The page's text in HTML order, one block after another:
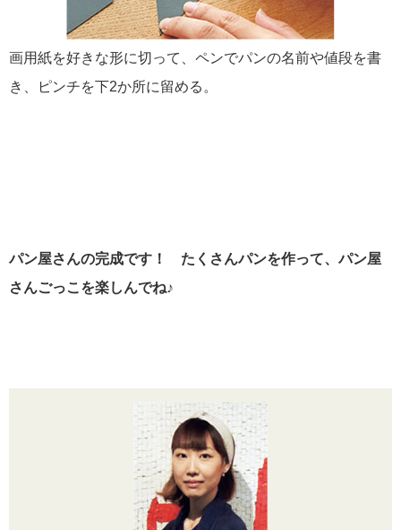
画用紙を好きな形に切って、ペンでパンの名前や値段を書
き、ピンチを下2か所に留める。
パン屋さんの完成です！ たくさんパンを作って、パン屋
さんごっこを楽しんでね♪